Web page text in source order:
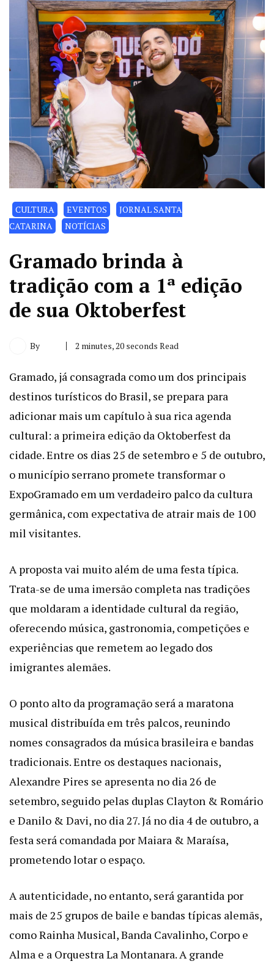
CULTURA EVENTOS
JORNAL SANTA
CATARINA
NOTÍCIAS
Gramado brinda à
tradição com a 1ª edição
de sua Oktoberfest
By 2 minutes, 20 seconds Read
Gramado, já consagrada como um dos principais
destinos turísticos do Brasil, se prepara para
adicionar mais um capítulo à sua rica agenda
cultural: a primeira edição da Oktoberfest da
cidade. Entre os dias 25 de setembro e 5 de outubro,
o município serrano promete transformar o
ExpoGramado em um verdadeiro palco da cultura
germânica, com expectativa de atrair mais de 100
mil visitantes.
A proposta vai muito além de uma festa típica.
Trata-se de uma imersão completa nas tradições
que moldaram a identidade cultural da região,
oferecendo música, gastronomia, competições e
experiências que remetem ao legado dos
imigrantes alemães.
O ponto alto da programação será a maratona
musical distribuída em três palcos, reunindo
nomes consagrados da música brasileira e bandas
tradicionais. Entre os destaques nacionais,
Alexandre Pires se apresenta no dia 26 de
setembro, seguido pelas duplas Clayton & Romário
e Danilo & Davi, no dia 27. Já no dia 4 de outubro, a
festa será comandada por Maiara & Maraísa,
prometendo lotar o espaço.
A autenticidade, no entanto, será garantida por
mais de 25 grupos de baile e bandas típicas alemãs,
como Rainha Musical, Banda Cavalinho, Corpo e
Alma e a Orquestra La Montanara. A grande